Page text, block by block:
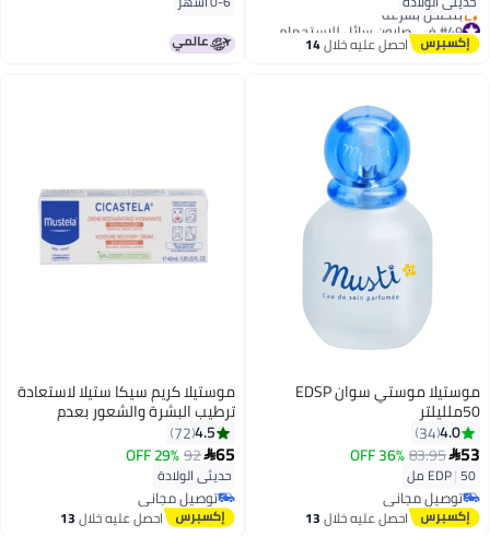
#49 في صابون سائل للاستحمام
توصيل مجاني
بتخلّص بسرعة
احصل عليه خلال14
موستيلا موستي سوان EDSP
50ملليلتر
4.0
34
53
83.95
36% OFF
EDP|50 مل
توصيل مجاني
توصيل مجانياحصل عليه خلال13
موستيلا كريم سيكا ستيلا لاستعادة
ترطيب البشرة والشعور بعدم
الارتياح- 40 مل
4.5
72
65
92
29% OFF
حديثي الولادة
توصيل مجاني
توصيل مجانياحصل عليه خلال13